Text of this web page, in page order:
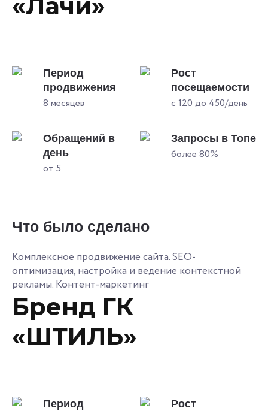
Период
продвижения
8 месяцев
Рост
посещаемости
с 120 до 450/день
Обращений в
день
от 5
Запросы в Топе
более 80%
Что было сделано
Комплексное продвижение сайта. SEO-
оптимизация, настройка и ведение контекстной
рекламы. Контент-маркетинг
Бренд ГК
«ШТИЛЬ»
Период
Рост